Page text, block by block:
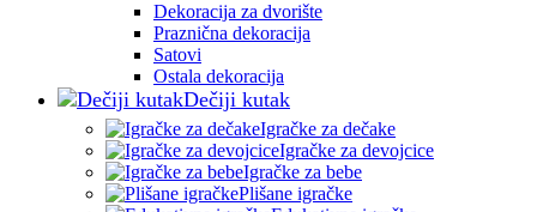
Dekoracija za dvorište
Praznična dekoracija
Satovi
Ostala dekoracija
Dečiji kutak
Igračke za dečake
Igračke za devojcice
Igračke za bebe
Plišane igračke